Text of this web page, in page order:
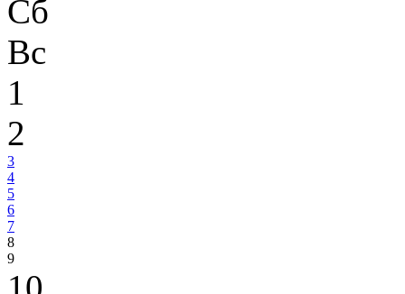
Сб
Вс
1
2
3
4
5
6
7
8
9